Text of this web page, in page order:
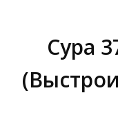
Сура